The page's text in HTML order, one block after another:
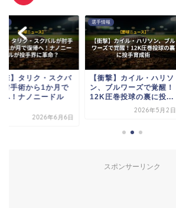
撃】タリク・スクバ
肘手術から1か月で
へ！ナノニードル
2026年6月6日
選手情報
【衝撃】カイル・ハリソ
ン、ブルワーズで覚醒！
12K圧巻投球の裏に投...
2026年5月2日
スポンサーリンク